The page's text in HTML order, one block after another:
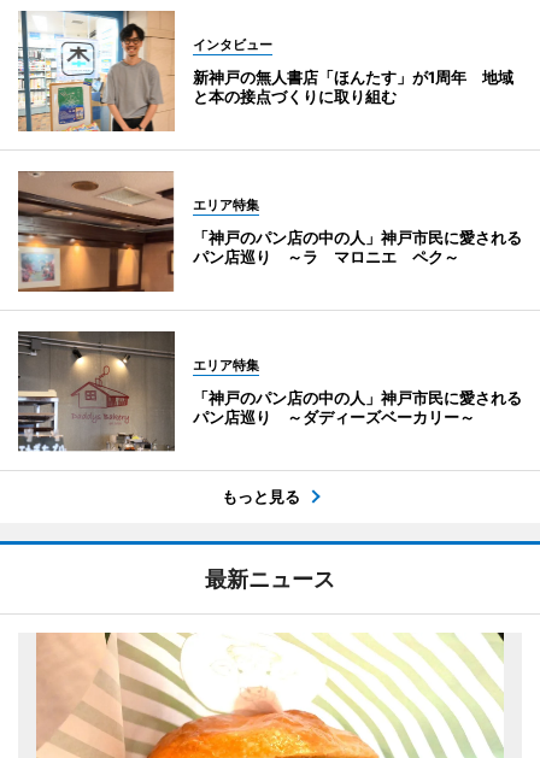
インタビュー
新神戸の無人書店「ほんたす」が1周年 地域
と本の接点づくりに取り組む
エリア特集
「神戸のパン店の中の人」神戸市民に愛される
パン店巡り ～ラ マロニエ ペク～
エリア特集
「神戸のパン店の中の人」神戸市民に愛される
パン店巡り ～ダディーズベーカリー～
もっと見る
最新ニュース